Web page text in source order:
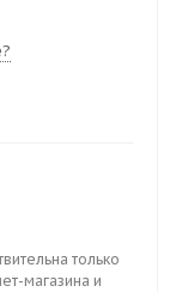
только
магазина и